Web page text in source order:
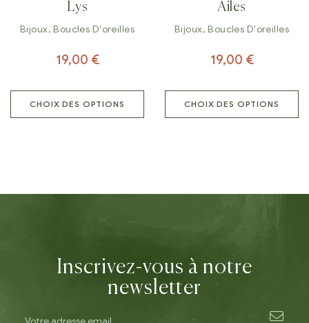
Lys
Bijoux,Boucles D'oreilles
19,00 €
CHOIX DES OPTIONS
Ailes
Bijoux,Boucles D'oreilles
19,00 €
CHOIX DES OPTIONS
Inscrivez-vous à notre
newsletter